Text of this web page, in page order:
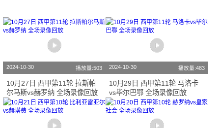
2024-10-30 播放量:503
10月27日 西甲第11轮 拉斯帕
尔马斯vs赫罗纳 全场录像回放
2024-10-30 播放量:483
10月29日 西甲第11轮 马洛卡
vs毕尔巴鄂 全场录像回放